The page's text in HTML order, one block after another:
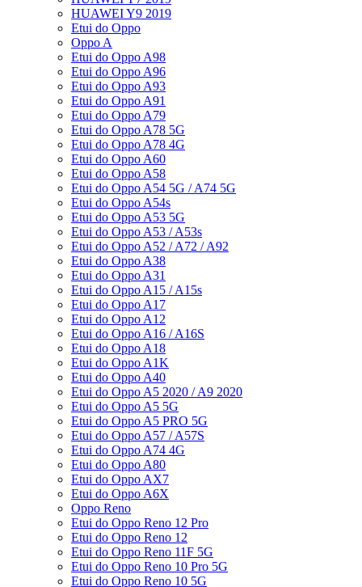
HUAWEI Y9 2019
Etui do Oppo
Oppo A
Etui do Oppo A98
Etui do Oppo A96
Etui do Oppo A93
Etui do Oppo A91
Etui do Oppo A79
Etui do Oppo A78 5G
Etui do Oppo A78 4G
Etui do Oppo A60
Etui do Oppo A58
Etui do Oppo A54 5G / A74 5G
Etui do Oppo A54s
Etui do Oppo A53 5G
Etui do Oppo A53 / A53s
Etui do Oppo A52 / A72 / A92
Etui do Oppo A38
Etui do Oppo A31
Etui do Oppo A15 / A15s
Etui do Oppo A17
Etui do Oppo A12
Etui do Oppo A16 / A16S
Etui do Oppo A18
Etui do Oppo A1K
Etui do Oppo A40
Etui do Oppo A5 2020 / A9 2020
Etui do Oppo A5 5G
Etui do Oppo A5 PRO 5G
Etui do Oppo A57 / A57S
Etui do Oppo A74 4G
Etui do Oppo A80
Etui do Oppo AX7
Etui do Oppo A6X
Oppo Reno
Etui do Oppo Reno 12 Pro
Etui do Oppo Reno 12
Etui do Oppo Reno 11F 5G
Etui do Oppo Reno 10 Pro 5G
Etui do Oppo Reno 10 5G